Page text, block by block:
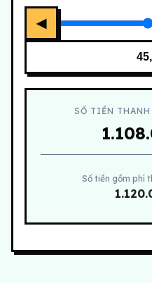
◀
SỐ TIỀN
Số tiền gồm phí